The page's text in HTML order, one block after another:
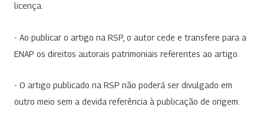
licença.
- Ao publicar o artigo na RSP, o autor cede e transfere para a
ENAP os direitos autorais patrimoniais referentes ao artigo.
- O artigo publicado na RSP não poderá ser divulgado em
outro meio sem a devida referência à publicação de origem.